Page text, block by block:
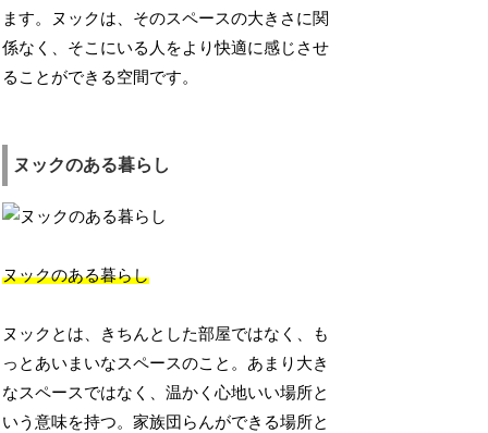
ます。ヌックは、そのスペースの大きさに関
係なく、そこにいる人をより快適に感じさせ
ることができる空間です。
ヌックのある暮らし
ヌックのある暮らし
ヌックとは、きちんとした部屋ではなく、も
っとあいまいなスペースのこと。あまり大き
なスペースではなく、温かく心地いい場所と
いう意味を持つ。家族団らんができる場所と